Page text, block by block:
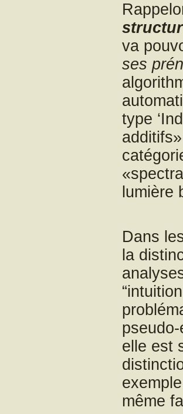
va
ses
type
lumière
Dans
la
elle est
même